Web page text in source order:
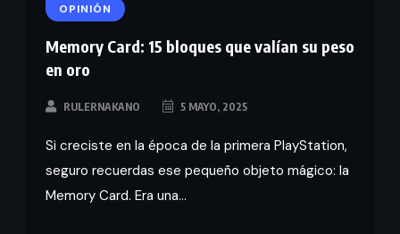
OPINIÓN
Memory Card: 15 bloques que valían su peso
en oro
RULERNAKANO 5 MAYO, 2025
Si creciste en la época de la primera PlayStation,
seguro recuerdas ese pequeño objeto mágico: la
Memory Card. Era una...